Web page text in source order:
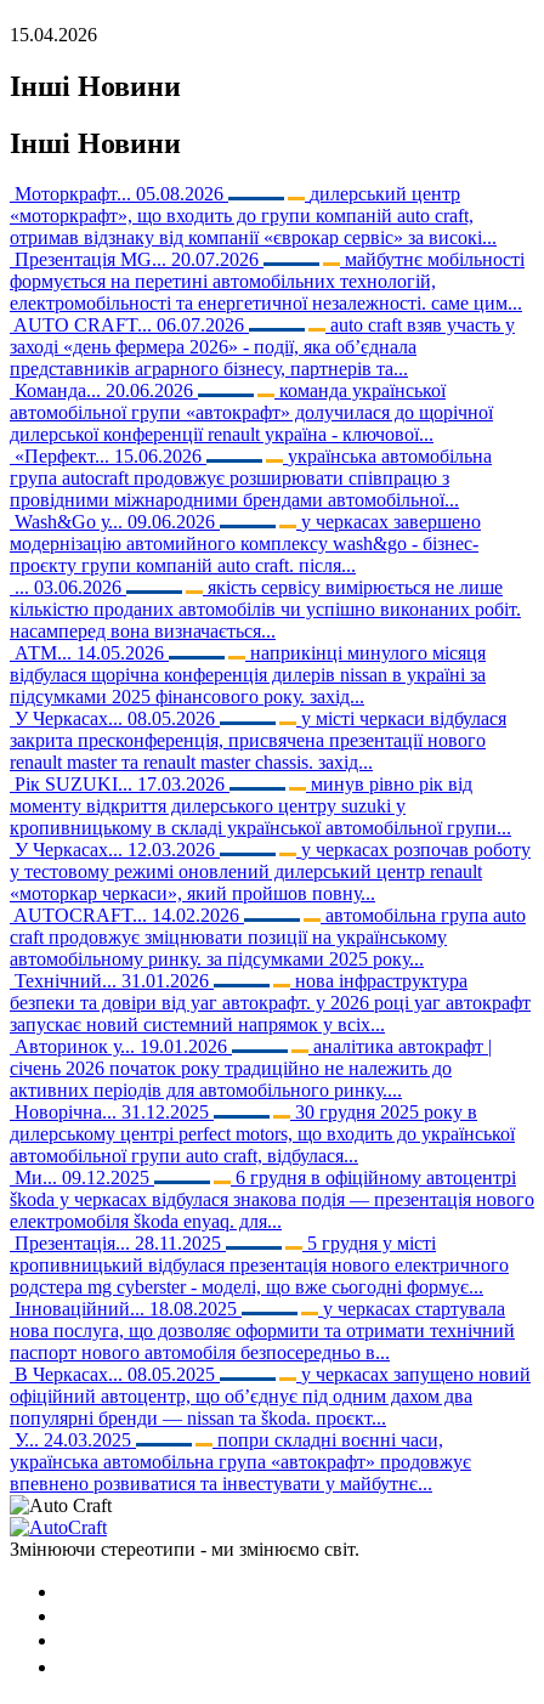
15.04.2026
Інші Новини
Інші Новини
Моторкрафт... 05.08.2026
дилерський центр
«моторкрафт», що входить до групи компаній auto craft,
отримав відзнаку від компанії «єврокар сервіс» за високі...
Презентація MG... 20.07.2026
майбутнє мобільності
формується на перетині автомобільних технологій,
електромобільності та енергетичної незалежності. саме цим...
AUTO CRAFT... 06.07.2026
auto craft взяв участь у
заході «день фермера 2026» - події, яка об’єднала
представників аграрного бізнесу, партнерів та...
Команда... 20.06.2026
команда української
автомобільної групи «автокрафт» долучилася до щорічної
дилерської конференції renault україна - ключової...
«Перфект... 15.06.2026
українська автомобільна
група autocraft продовжує розширювати співпрацю з
провідними міжнародними брендами автомобільної...
Wash&Go у... 09.06.2026
у черкасах завершено
модернізацію автомийного комплексу wash&go - бізнес-
проєкту групи компаній auto craft. після...
... 03.06.2026
якість сервісу вимірюється не лише
кількістю проданих автомобілів чи успішно виконаних робіт.
насамперед вона визначається...
АТМ... 14.05.2026
наприкінці минулого місяця
відбулася щорічна конференція дилерів nissan в україні за
підсумками 2025 фінансового року. захід...
У Черкасах... 08.05.2026
у місті черкаси відбулася
закрита пресконференція, присвячена презентації нового
renault master та renault master chassis. захід...
Рік SUZUKI... 17.03.2026
минув рівно рік від
моменту відкриття дилерського центру suzuki у
кропивницькому в складі української автомобільної групи...
У Черкасах... 12.03.2026
у черкасах розпочав роботу
у тестовому режимі оновлений дилерський центр renault
«моторкар черкаси», який пройшов повну...
AUTOCRAFT... 14.02.2026
автомобільна група auto
craft продовжує зміцнювати позиції на українському
автомобільному ринку. за підсумками 2025 року...
Технічний... 31.01.2026
нова інфраструктура
безпеки та довіри від уаг автокрафт. у 2026 році уаг автокрафт
запускає новий системний напрямок у всіх...
Авторинок у... 19.01.2026
аналітика автокрафт |
січень 2026 початок року традиційно не належить до
активних періодів для автомобільного ринку....
Новорічна... 31.12.2025
30 грудня 2025 року в
дилерському центрі perfect motors, що входить до української
автомобільної групи auto craft, відбулася...
Ми... 09.12.2025
6 грудня в офіційному автоцентрі
škoda у черкасах відбулася знакова подія — презентація нового
електромобіля škoda enyaq. для...
Презентація... 28.11.2025
5 грудня у місті
кропивницький відбулася презентація нового електричного
родстера mg cyberster - моделі, що вже сьогодні формує...
Інноваційний... 18.08.2025
у черкасах стартувала
нова послуга, що дозволяє оформити та отримати технічний
паспорт нового автомобіля безпосередньо в...
В Черкасах... 08.05.2025
у черкасах запущено новий
офіційний автоцентр, що об’єднує під одним дахом два
популярні бренди — nissan та škoda. проєкт...
У... 24.03.2025
попри складні воєнні часи,
українська автомобільна група «автокрафт» продовжує
впевнено розвиватися та інвестувати у майбутнє...
Змінюючи стереотипи - ми змінюємо світ.